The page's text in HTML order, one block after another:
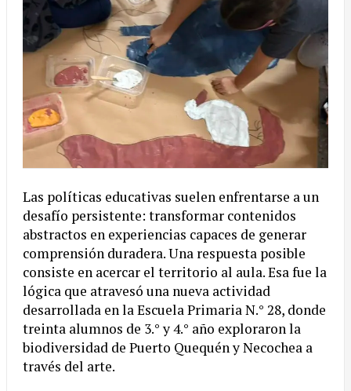
Las políticas educativas suelen enfrentarse a un
desafío persistente: transformar contenidos
abstractos en experiencias capaces de generar
comprensión duradera. Una respuesta posible
consiste en acercar el territorio al aula. Esa fue la
lógica que atravesó una nueva actividad
desarrollada en la Escuela Primaria N.° 28, donde
treinta alumnos de 3.° y 4.° año exploraron la
biodiversidad de Puerto Quequén y Necochea a
través del arte.